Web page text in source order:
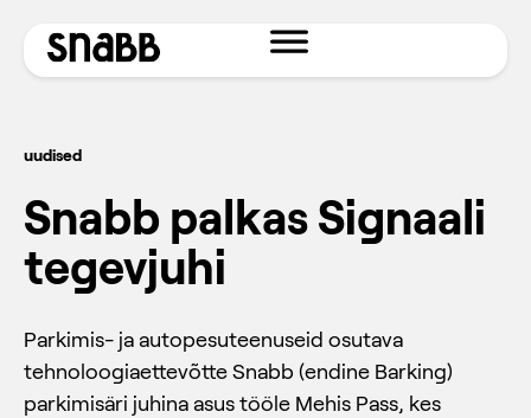
uudised
Snabb palkas Signaali
tegevjuhi
Parkimis- ja autopesuteenuseid osutava
tehnoloogiaettevõtte Snabb (endine Barking)
parkimisäri juhina asus tööle Mehis Pass, kes